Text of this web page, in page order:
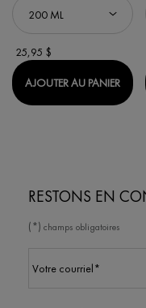
25,95 $
AJOUTER AU PANIER
RESTONS EN
(*) champs obligatoires
Votre courriel*